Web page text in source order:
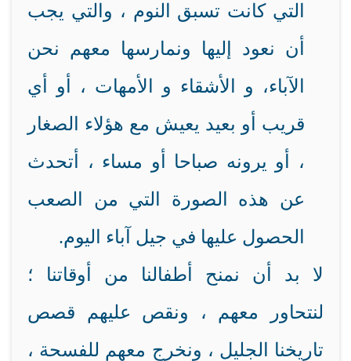
التي كانت تسبق النوم ، والتي يجب
أن نعود إليها ونمارسها معهم نحن
الآباء، و الأشقاء و الأمهات ، أو أي
قريب أو بعيد يعيش مع هؤلاء الصغار
، أو يرونه صباحا أو مساء ، أتحدث
عن هذه الصورة التي من الصعب
الحصول عليها في جيل آباء اليوم.
لا بد أن نمنح أطفالنا من أوقاتنا ؛
لنتحاور معهم ، ونقص عليهم قصص
تاريخنا الجليل ، ونخرج معهم للفسحة ،